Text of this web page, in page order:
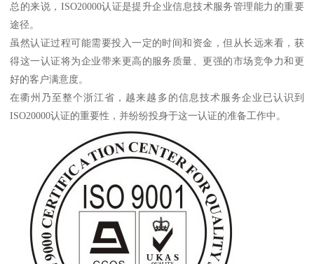
总的来说，ISO20000认证是提升企业信息技术服务管理能力的重要
途径。
虽然认证过程可能需要投入一定的时间和资金，但从长远来看，获
得这一认证将为企业带来更高的服务质量、更强的市场竞争力和更
好的客户满意度。
在衢州乃至整个浙江省，越来越多的信息技术服务企业已认识到
ISO20000认证的重要性，并纷纷投身于这一认证的准备工作中。